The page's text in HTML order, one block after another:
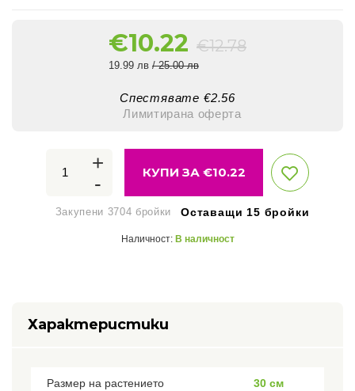
€10.22 €12.78
19.99 лв / 25.00 лв
Спестявате €2.56
Лимитирана оферта
+
-
КУПИ ЗА €10.22
Закупени 3704 бройки Оставащи 15 бройки
Наличност: В наличност
Характеристики
Размер на растението 30 см